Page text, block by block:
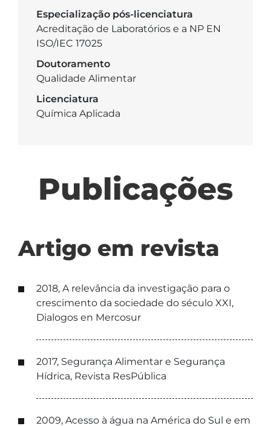
Especialização pós-licenciatura
Acreditação de Laboratórios e a NP EN
ISO/IEC 17025
Doutoramento
Qualidade Alimentar
Licenciatura
Química Aplicada
Publicações
Artigo em revista
2018, A relevância da investigação para o
crescimento da sociedade do século XXI,
Dialogos en Mercosur
2017, Segurança Alimentar e Segurança
Hídrica, Revista ResPública
2009, Acesso à água na América do Sul e em